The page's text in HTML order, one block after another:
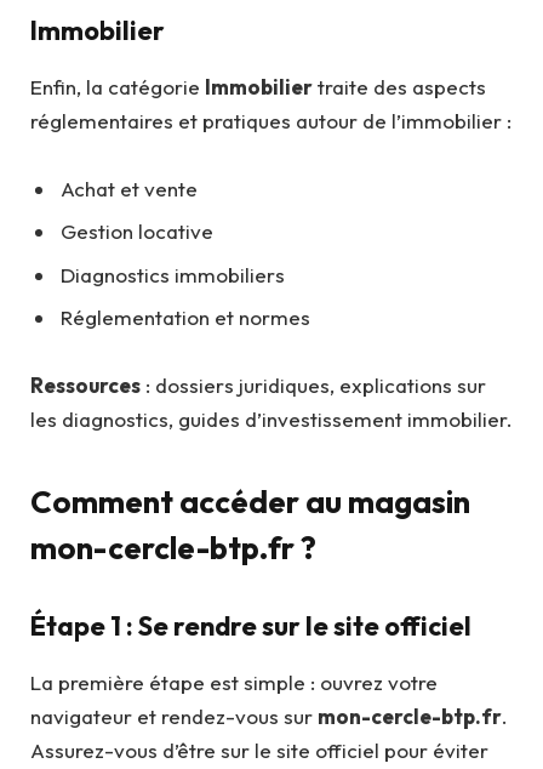
Immobilier
Enfin, la catégorie Immobiliertraite des aspects
réglementaires et pratiques autour de l’immobilier :
Achat et vente
Gestion locative
Diagnostics immobiliers
Réglementation et normes
Ressources : dossiers juridiques, explications sur
les diagnostics, guides d’investissement immobilier.
Comment accéder au magasin
mon-cercle-btp.fr ?
Étape 1 : Se rendre sur le site officiel
La première étape est simple : ouvrez votre
navigateur et rendez-vous sur mon-cercle-btp.fr.
Assurez-vous d’être sur le site officiel pour éviter